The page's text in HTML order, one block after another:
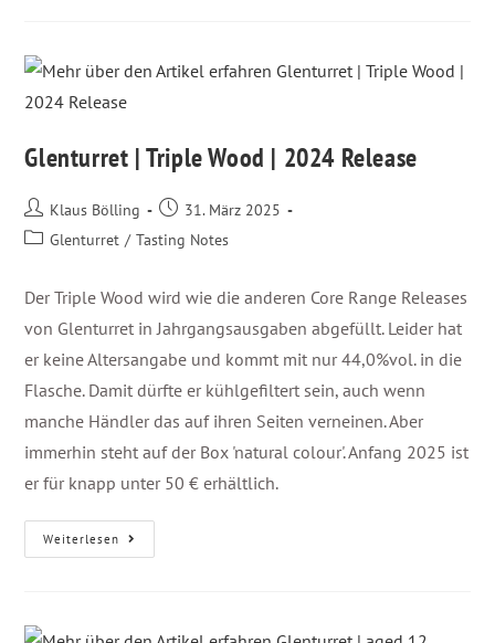
Glenturret | Triple Wood | 2024 Release
Klaus Bölling
31. März 2025
Glenturret / Tasting Notes
Der Triple Wood wird wie die anderen Core Range Releases
von Glenturret in Jahrgangsausgaben abgefüllt. Leider hat
er keine Altersangabe und kommt mit nur 44,0%vol. in die
Flasche. Damit dürfte er kühlgefiltert sein, auch wenn
manche Händler das auf ihren Seiten verneinen. Aber
immerhin steht auf der Box 'natural colour'. Anfang 2025 ist
er für knapp unter 50 € erhältlich.
Weiterlesen